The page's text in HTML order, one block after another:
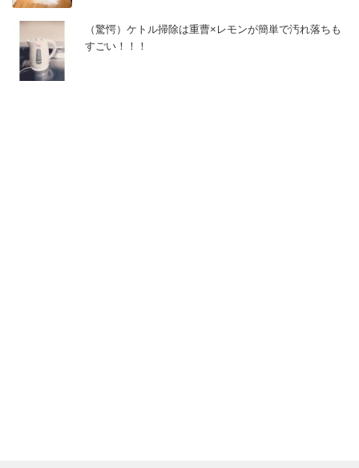
（驚愕）ケトル掃除は重曹×レモンが簡単で汚れ落ちも
すごい！！！